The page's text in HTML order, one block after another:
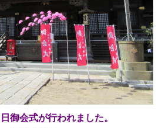
御会式が行われました。